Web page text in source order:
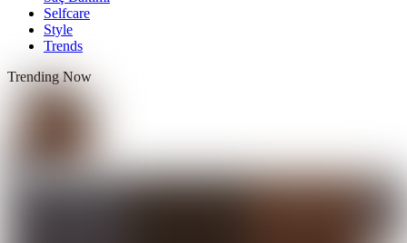
Selfcare
Style
Trends
Trending Now